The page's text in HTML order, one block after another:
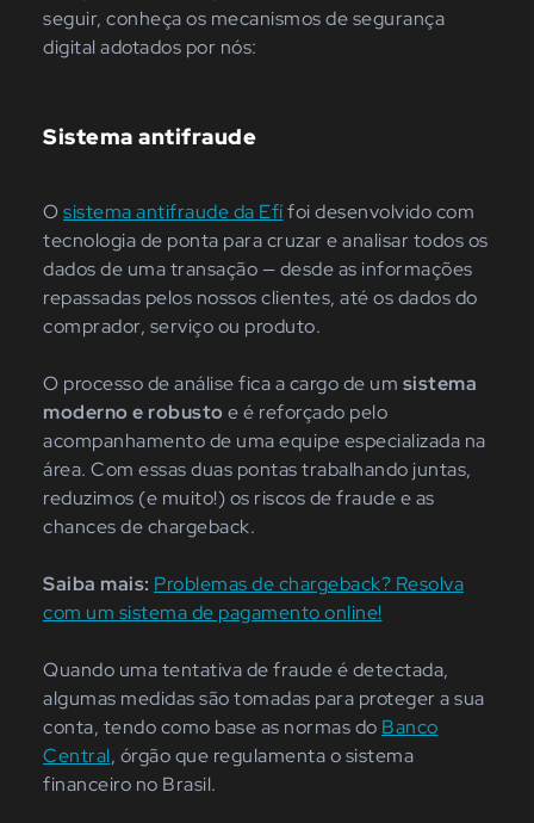
seguir, conheça os mecanismos de segurança
digital adotados por nós:
Sistema antifraude
Osistema antifraude da Efífoi desenvolvido com
tecnologia de ponta para cruzar e analisar todos os
dados de uma transação — desde as informações
repassadas pelos nossos clientes, até os dados do
comprador, serviço ou produto.
O processo de análise fica a cargo de um sistema
moderno e robusto e é reforçado pelo
acompanhamento de uma equipe especializada na
área. Com essas duas pontas trabalhando juntas,
reduzimos (e muito!) os riscos de fraude e as
chances de chargeback.
Saiba mais: Problemas de chargeback? Resolva
com um sistema de pagamento online!
Quando uma tentativa de fraude é detectada,
algumas medidas são tomadas para proteger a sua
conta, tendo como base as normas do Banco
Central, órgão que regulamenta o sistema
financeiro no Brasil.